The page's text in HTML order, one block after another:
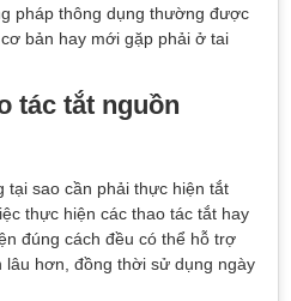
pháp thông dụng thường được
bản hay mới gặp phải ở tai
tác tắt nguồn
tại sao cần phải thực hiện tắt
thực hiện các thao tác tắt hay
đúng cách đều có thể hỗ trợ
lâu hơn, đồng thời sử dụng ngày